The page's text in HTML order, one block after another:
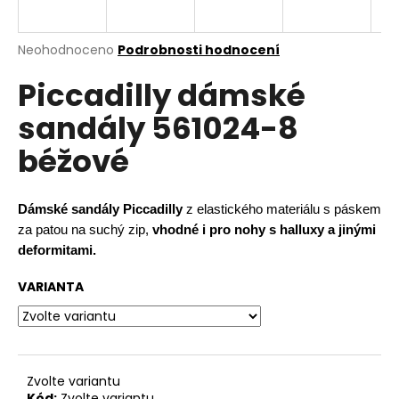
Průměrné
produktu
je
z
5
hvězdiček.
Neohodnoceno Podrobnosti hodnocení
Piccadilly dámské
sandály 561024-8
béžové
Dámské sandály Piccadillyz elastického materiálu s páskem
za patou na suchý zip, vhodné i pro nohy s halluxy a jinými
deformitami.
VARIANTA
Zvolte variantu
j
t
?
HLEDAT
D
o
p
r
u